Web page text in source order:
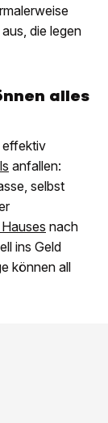
die legen
alles
effektiv
anfallen:
selbst
nach
ins Geld
können all